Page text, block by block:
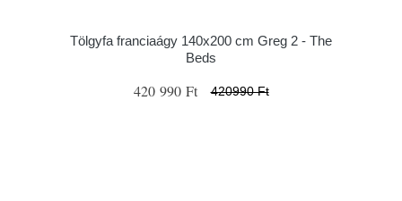
Tölgyfa franciaágy 140x200 cm Greg 2 - The
Beds
420 990 Ft 420990 Ft